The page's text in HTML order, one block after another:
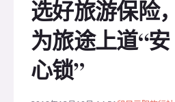
选好旅游保险，
为旅途上道“安
心锁”